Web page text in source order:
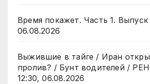
Время покажет. Часть 1. Выпуск
06.08.2026
Выжившие в тайге / Иран
пролив? / Бунт водителей /
12:30, 06.08.2026